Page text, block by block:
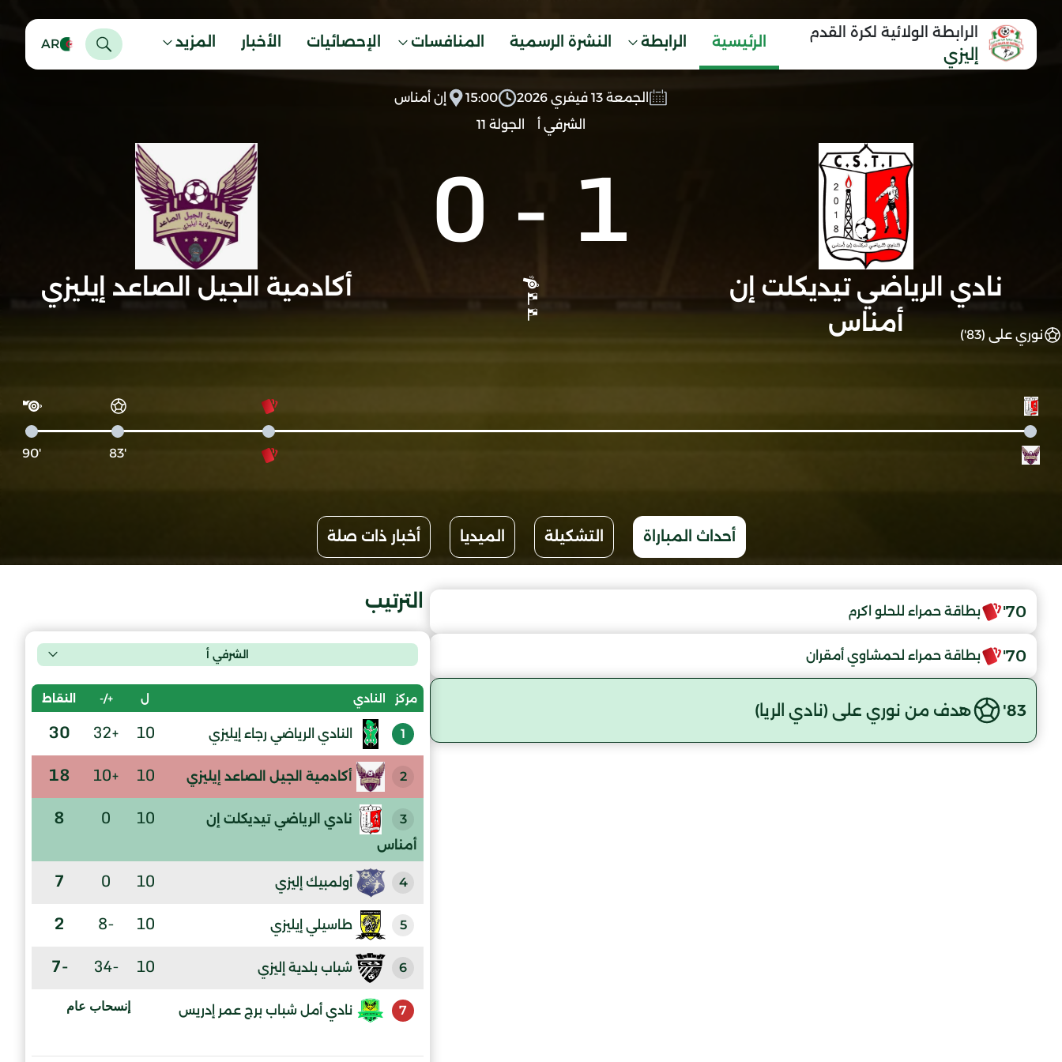
الرابطة الولائية لكرة القدم
إليزي
الرئيسية الرابطة النشرة الرسمية المنافسات الإحصائيات الأخبار المزيد AR
الجمعة 13 فيفري 2026 15:00
إن أمناس
الشرفي أ
الجولة 11
نادي الرياضي تيديكلت إن
أمناس
1
-
0
أكادمية الجيل الصاعد إيليزي
نوري على (83')
'83
'90
أحداث المباراة التشكيلة الميديا أخبار ذات صلة
70' بطاقة حمراء للحلو اكرم
70' بطاقة حمراء لحمشاوي أمقران
83' هدف من نوري على (نادي الريا)
الترتيب
الشرفي أ
مركز النادي ل +/- النقاط
1 النادي الرياضي رجاء إيليزي 10
+32
30
2 أكادمية الجيل الصاعد إيليزي 10
+10
18
3
نادي الرياضي تيديكلت إن
أمناس
10
0
8
4 أولمبيك إليزي 10
0
7
5 طاسيلي إيليزي 10
-8
2
6 شباب بلدية إليزي 10
-34
-7
7 نادي أمل شباب برج عمر إدريس إنسحاب عام